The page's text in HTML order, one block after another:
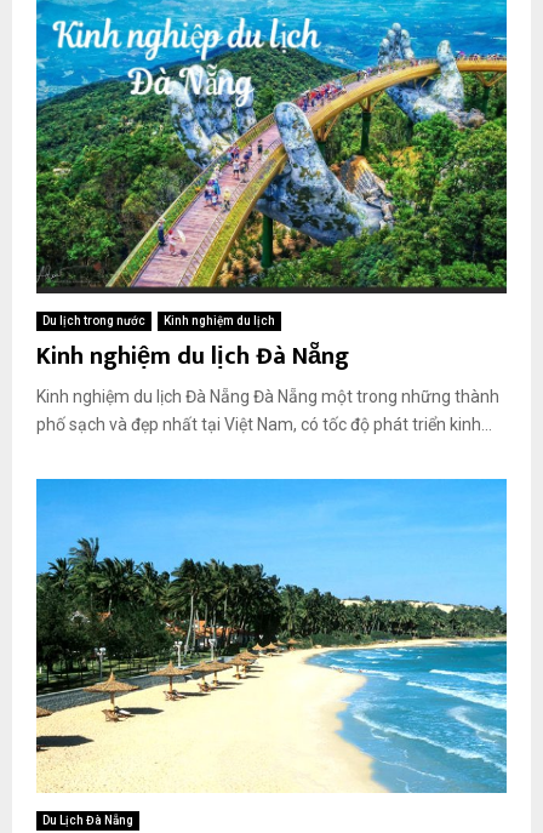
Du lịch trong nước Kinh nghiệm du lịch
Kinh nghiệm du lịch Đà Nẵng
Kinh nghiệm du lịch Đà Nẵng Đà Nẵng một trong những thành
phố sạch và đẹp nhất tại Việt Nam, có tốc độ phát triển kinh...
Du Lịch Đà Nẵng